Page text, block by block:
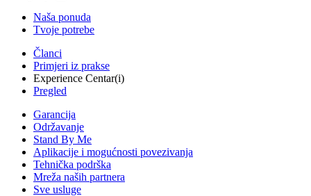
Naša ponuda
Tvoje potrebe
Članci
Primjeri iz prakse
Experience Centar(i)
Pregled
Garancija
Održavanje
Stand By Me
Aplikacije i mogućnosti povezivanja
Tehnička podrška
Mreža naših partnera
Sve usluge